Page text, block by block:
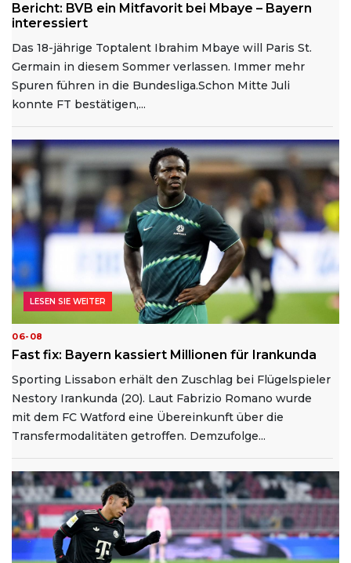
Bericht: BVB ein Mitfavorit bei Mbaye – Bayern
interessiert
Das 18-jährige Toptalent Ibrahim Mbaye will Paris St.
Germain in diesem Sommer verlassen. Immer mehr
Spuren führen in die Bundesliga.Schon Mitte Juli
konnte FT bestätigen,...
06-08
Fast fix: Bayern kassiert Millionen für Irankunda
Sporting Lissabon erhält den Zuschlag bei Flügelspieler
Nestory Irankunda (20). Laut Fabrizio Romano wurde
mit dem FC Watford eine Übereinkunft über die
Transfermodalitäten getroffen. Demzufolge...
LESEN SIE WEITER